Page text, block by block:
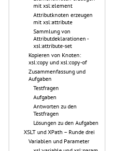
mit xsl:element
Attributknoten erzeugen
mit xsl:attribute
Sammlung von
Attributdeklarationen -
xsl:attribute-set
Kopieren von Knoten:
xsl:copy und xsl:copy-of
Zusammenfassung und
Aufgaben
Testfragen
Aufgaben
Antworten zu den
Testfragen
Lösungen zu den Aufgaben
XSLT und XPath – Runde drei
Variablen und Parameter